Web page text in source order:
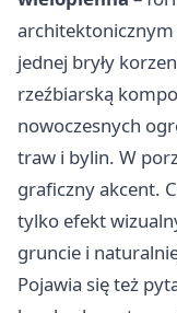
jednej bryły
rzeźbiarską
nowoczesnych
traw i bylin. W
graficzny akcent.
tylko efekt
gruncie i
Pojawia się też